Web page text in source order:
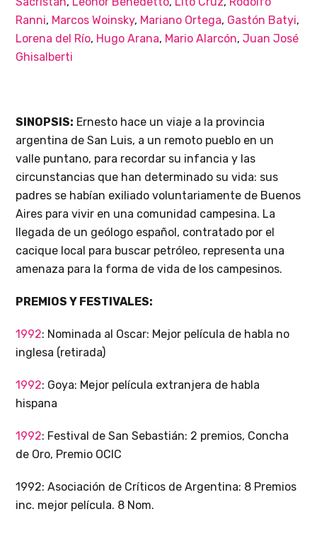
Ranni, Marcos Woinsky, Mariano Ortega, Gastón Batyi,
Lorena del Río, Hugo Arana, Mario Alarcón,Juan José
Ghisalberti
SINOPSIS: Ernesto hace un viaje a la provincia
argentina de San Luis, a un remoto pueblo en un
valle puntano, para recordar su infancia y las
circunstancias que han determinado su vida: sus
padres se habían exiliado voluntariamente de Buenos
Aires para vivir en una comunidad campesina. La
llegada de un geólogo español, contratado por el
cacique local para buscar petróleo, representa una
amenaza para la forma de vida de los campesinos.
PREMIOS Y FESTIVALES:
1992: Nominada al Oscar: Mejor película de habla no
inglesa (retirada)
1992: Goya: Mejor película extranjera de habla
hispana
1992: Festival de San Sebastián: 2 premios, Concha
de Oro, Premio OCIC
1992: Asociación de Críticos de Argentina: 8 Premios
inc. mejor película. 8 Nom.